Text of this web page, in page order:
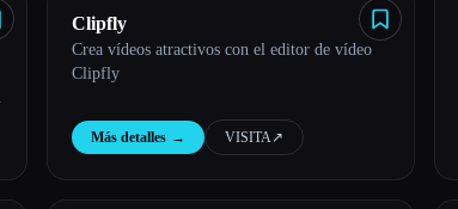
Clipfly
Crea vídeos atractivos con el editor de vídeo
Clipfly
Más detalles → VISITA↗︎